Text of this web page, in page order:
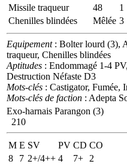
Missile traqueur
48 1
Chenilles blindées
Mêlée 3
Equipement: Bolter lourd (3),
traqueur, Chenilles blindées
Aptitudes : Endommagé 1-4
Destruction Néfaste D3
Mots-clés : Castigator, Fumée,
Mots-clés de faction : Adepta
Exo-harnais Parangon (3)
210
M E SV PV CD CO
8
7 2+/4++ 4 7+
2